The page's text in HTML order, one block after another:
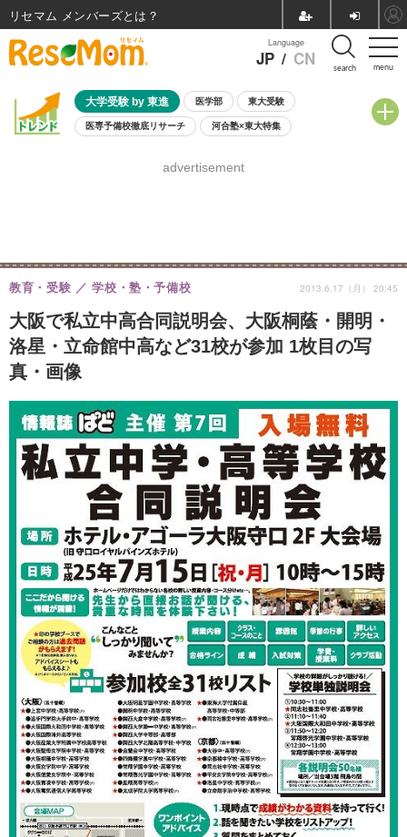
menu
Language
JP / CN search
大学受験 by 東進 医学部 東大受験
医専予備校徹底リサーチ 河合塾×東大特集
8月開催学校説明会・相談会
advertisement
大阪で私立中高合同説明会、大阪桐蔭・開明・
洛星・立命館中高など31校が参加 1枚目の写
真・画像
教育・受験 学校・塾・予備校 2013.6.17（月） 20:45
リセマム メンバーズ